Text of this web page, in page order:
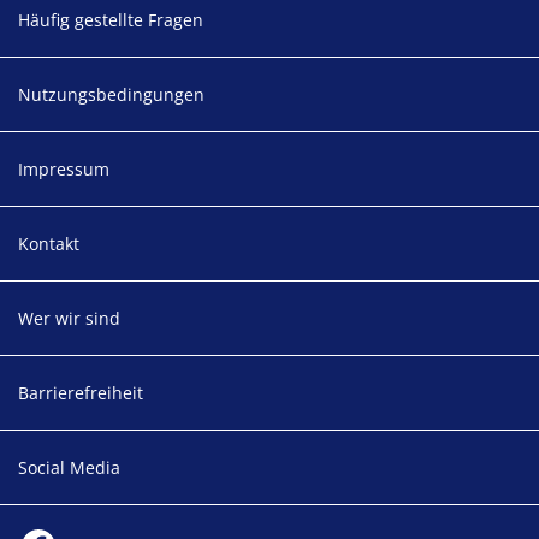
Häufig gestellte Fragen
Nutzungsbedingungen
Impressum
Kontakt
Wer wir sind
Barrierefreiheit
Social Media